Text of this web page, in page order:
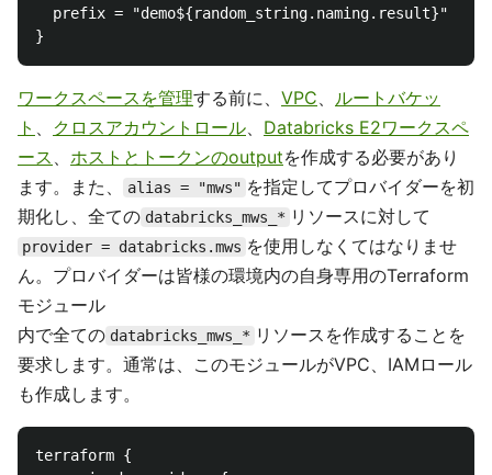
  prefix = "demo${random_string.naming.result}"
ワークスペースを管理する前に、 VPC、 ルートバケッ
ト 、 クロスアカウントロール、 Databricks E2ワークスペ
ース 、 ホストとトークンのoutputを作成する必要があり
ます。また、
alias = "mws" を指定してプロバイダーを初
期化し、全ての databricks_mws_* リソースに対して
provider = databricks.mws を使用しなくてはなりませ
ん。プロバイダーは皆様の環境内の自身専用のTerraform
モジュール
内で全ての databricks_mws_* リソースを作成することを
要求します。通常は、このモジュールがVPC、IAMロール
も作成します。
terraform {